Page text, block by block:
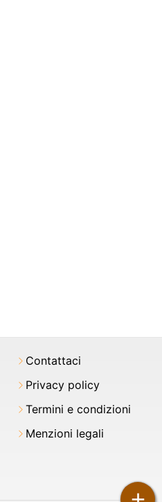
Contattaci
Privacy policy
Termini e condizioni
Menzioni legali